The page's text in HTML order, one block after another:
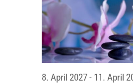
8. April 2027- 11. April